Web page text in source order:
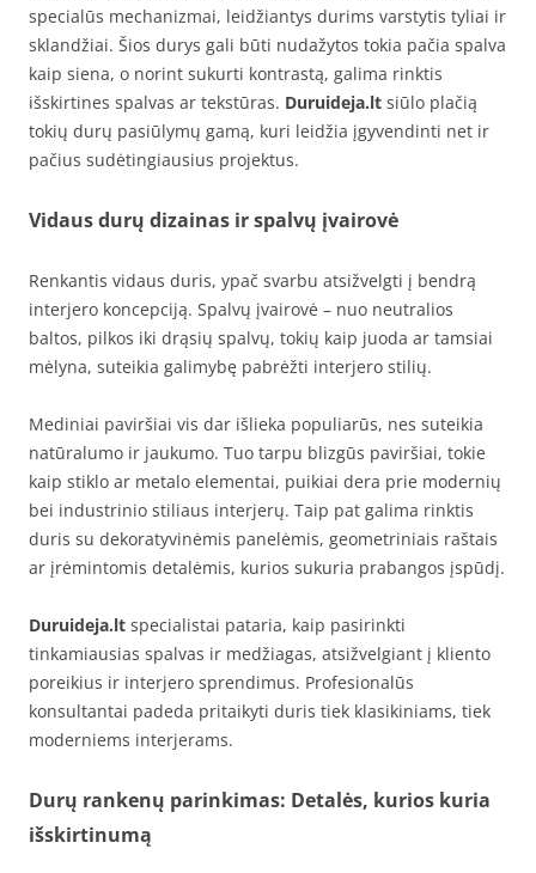
specialūs mechanizmai, leidžiantys durims varstytis tyliai ir
sklandžiai. Šios durys gali būti nudažytos tokia pačia spalva
kaip siena, o norint sukurti kontrastą, galima rinktis
išskirtines spalvas ar tekstūras. Duruideja.lt siūlo plačią
tokių durų pasiūlymų gamą, kuri leidžia įgyvendinti net ir
pačius sudėtingiausius projektus.
Vidaus durų dizainas ir spalvų įvairovė
Renkantis vidaus duris, ypač svarbu atsižvelgti į bendrą
interjero koncepciją. Spalvų įvairovė – nuo neutralios
baltos, pilkos iki drąsių spalvų, tokių kaip juoda ar tamsiai
mėlyna, suteikia galimybę pabrėžti interjero stilių.
Mediniai paviršiai vis dar išlieka populiarūs, nes suteikia
natūralumo ir jaukumo. Tuo tarpu blizgūs paviršiai, tokie
kaip stiklo ar metalo elementai, puikiai dera prie modernių
bei industrinio stiliaus interjerų. Taip pat galima rinktis
duris su dekoratyvinėmis panelėmis, geometriniais raštais
ar įrėmintomis detalėmis, kurios sukuria prabangos įspūdį.
Duruideja.lt specialistai pataria, kaip pasirinkti
tinkamiausias spalvas ir medžiagas, atsižvelgiant į kliento
poreikius ir interjero sprendimus. Profesionalūs
konsultantai padeda pritaikyti duris tiek klasikiniams, tiek
moderniems interjerams.
Durų rankenų parinkimas: Detalės, kurios kuria
išskirtinumą